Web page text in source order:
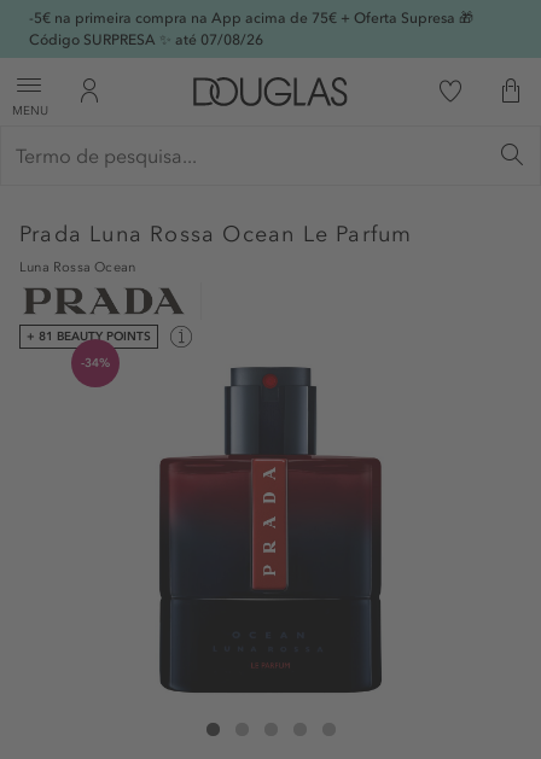
-5€ na primeira compra na App acima de 75€ + Oferta Supresa 🎁
Código SURPRESA ✨ até 07/08/26
MENU
Prada Luna Rossa Ocean Le Parfum
Luna Rossa Ocean
+ 81 BEAUTY POINTS
-34%
Prada Luna Rossa Ocean Le Parfum